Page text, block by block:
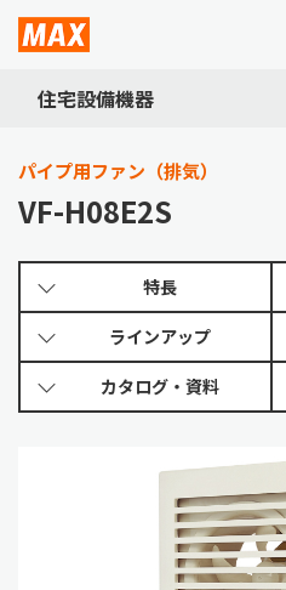
住宅設備機器
パイプ用ファン（排気）
VF-H08E2S
特長
ラインアップ
カタログ・ 資料